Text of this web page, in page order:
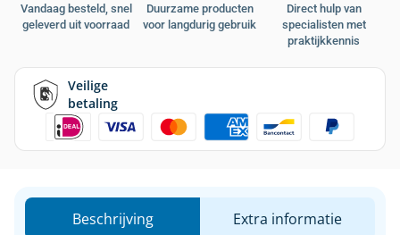
Vandaag besteld, snel
geleverd uit voorraad
Duurzame producten
voor langdurig gebruik
Direct hulp van
specialisten met
praktijkkennis
Veilige
betaling
Beschrijving Extra informatie